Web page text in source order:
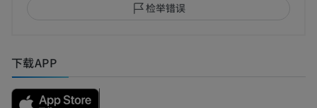
检举错误
下载APP